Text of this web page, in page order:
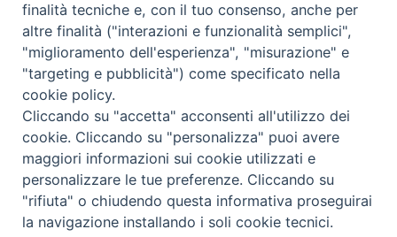
ORARI MESSE
LITURGIA DELLE ORE
GALLERIE FOTOGRAFICHE
GALLERIE VIDEO
finalità tecniche e, con il tuo consenso, anche per
altre finalità ("interazioni e funzionalità semplici",
"miglioramento dell'esperienza", "misurazione" e
"targeting e pubblicità") come specificato nella
cookie policy.
Cliccando su "accetta" acconsenti all'utilizzo dei
cookie. Cliccando su "personalizza" puoi avere
maggiori informazioni sui cookie utilizzati e
personalizzare le tue preferenze. Cliccando su
"rifiuta" o chiudendo questa informativa proseguirai
la navigazione installando i soli cookie tecnici.